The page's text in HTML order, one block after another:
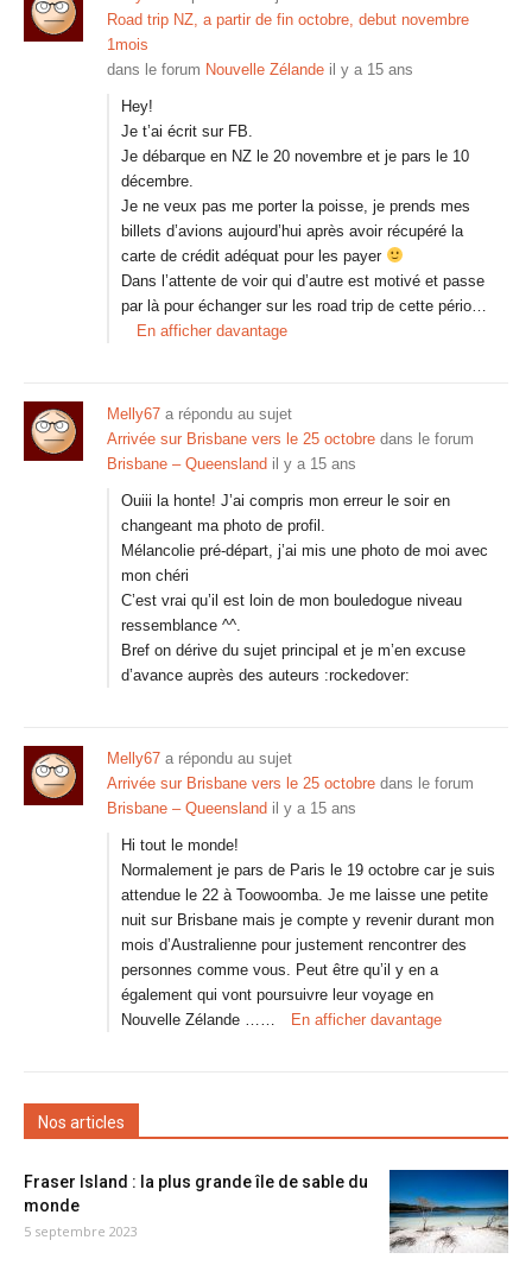
Road trip NZ, a partir de fin octobre, debut novembre
1mois
dans le forum Nouvelle Zélande il y a 15 ans
Hey!
Je t’ai écrit sur FB.
Je débarque en NZ le 20 novembre et je pars le 10
décembre.
Je ne veux pas me porter la poisse, je prends mes
billets d’avions aujourd’hui après avoir récupéré la
carte de crédit adéquat pour les payer
Dans l’attente de voir qui d’autre est motivé et passe
par là pour échanger sur les road trip de cette pério…
En afficher davantage
Melly67 a répondu au sujet
Arrivée sur Brisbane vers le 25 octobre dans le forum
Brisbane – Queensland il y a 15 ans
Ouiii la honte! J’ai compris mon erreur le soir en
changeant ma photo de profil.
Mélancolie pré-départ, j’ai mis une photo de moi avec
mon chéri
C’est vrai qu’il est loin de mon bouledogue niveau
ressemblance ^^.
Bref on dérive du sujet principal et je m’en excuse
d’avance auprès des auteurs :rockedover:
Melly67 a répondu au sujet
Arrivée sur Brisbane vers le 25 octobre dans le forum
Brisbane – Queensland il y a 15 ans
Hi tout le monde!
Normalement je pars de Paris le 19 octobre car je suis
attendue le 22 à Toowoomba. Je me laisse une petite
nuit sur Brisbane mais je compte y revenir durant mon
mois d’Australienne pour justement rencontrer des
personnes comme vous. Peut être qu’il y en a
également qui vont poursuivre leur voyage en
Nouvelle Zélande ……
En afficher davantage
Nos articles
Fraser Island : la plus grande île de sable du
monde
5 septembre 2023